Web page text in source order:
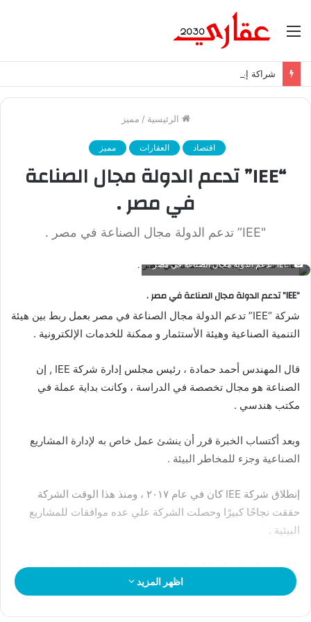
القائمة
شراكة إيجي تاورز مع بلدينا.. قيمة مضافة تعزز نجاح المشروعات
الرئيسية / مميز
اقتصاد العقارات مميز
“IEE” تدعم الدولة مجال الصناعة
في مصر .
"IEE” تدعم الدولة مجال الصناعة في مصر .
"IEE” تدعم الدولة مجال الصناعة في مصر .
“IEE” تدعم الدولة مجال الصناعة في مصر .
شركة “IEE” تدعم الدولة مجال الصناعة في مصر بعمل ربط بين هيئة
التنمية الصناعية وهيئة الأستثمار و ممكنة للخدمات الإلكترونية .
قال المهندس أحمد حمادة ، رئيس مجلس إدارة شركة IEE , إن
الصناعة هو مجال تخصصة في الدراسة ، وكانت بداية عملة في
مكتب هندسي .
وبعد أكتساب الخبرة قرر أن ينشئ عمل خاص به لإدارة المشاريع
الصناعية وجزء للمخاطر البيئة .
إنطلاق شركة IEE كان في عام ٢٠١٧ ، ومنذ هذا الوقت الشركة
حققت نجاحًا كبيرًا وحصلت الشركة علي عده موافقات للمشاريع
البيئية .
بالأضافة إلي النجاح الكبير في قطاع تراخيص التشغيل في المصانع
والمنشآت.
كما قال حمادة ، خلال إستضافتة في برنامج “البوصلة” المذاع عبر
اظهر المزيد